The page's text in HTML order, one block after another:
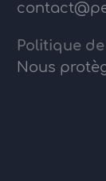
Politique
Nous